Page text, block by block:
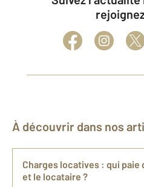
À découvrir dans nos
Charges locatives : qui
et le locataire ?